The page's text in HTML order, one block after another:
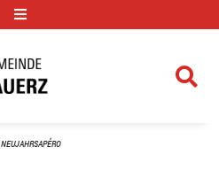
NEUJAHRSAPÉRO